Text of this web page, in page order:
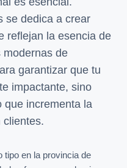
se dedica a crear
reflejan la esencia de
modernas de
garantizar que tu
impactante, sino
que incrementa la
clientes.
tipo en la provincia de